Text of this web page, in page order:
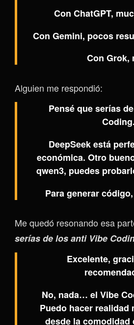
Con ChatGPT,
Con Gemini, pocos
Con Grok,
Alguien me respondió:
Pensé que serías
Coding.
DeepSeek está
económica. Otro
qwen3, puedes
Para generar
Me quedó resonando esa
serías de los anti Vibe
Excelente,
No, nada… el Vibe
Puedo hacer realidad
desde la comodidad